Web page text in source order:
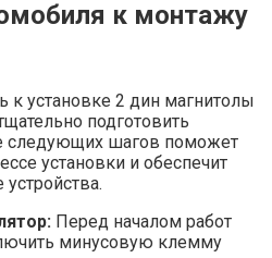
к монтажу
к установке 2 дин магнитолы
подготовить
следующих шагов поможет
установки и обеспечит
Перед началом работ
минусовую клемму